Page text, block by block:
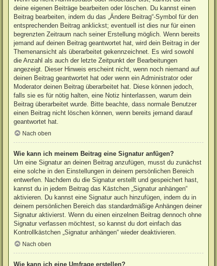
deine eigenen Beiträge bearbeiten oder löschen. Du kannst einen
Beitrag bearbeiten, indem du das „Ändere Beitrag“-Symbol für den
entsprechenden Beitrag anklickst; eventuell ist dies nur für einen
begrenzten Zeitraum nach seiner Erstellung möglich. Wenn bereits
jemand auf deinen Beitrag geantwortet hat, wird dein Beitrag in der
Themenansicht als überarbeitet gekennzeichnet. Es wird sowohl
die Anzahl als auch der letzte Zeitpunkt der Bearbeitungen
angezeigt. Dieser Hinweis erscheint nicht, wenn noch niemand auf
deinen Beitrag geantwortet hat oder wenn ein Administrator oder
Moderator deinen Beitrag überarbeitet hat. Diese können jedoch,
falls sie es für nötig halten, eine Notiz hinterlassen, warum dein
Beitrag überarbeitet wurde. Bitte beachte, dass normale Benutzer
einen Beitrag nicht löschen können, wenn bereits jemand darauf
geantwortet hat.
Nach oben
Wie kann ich meinem Beitrag eine Signatur anfügen?
Um eine Signatur an deinen Beitrag anzufügen, musst du zunächst
eine solche in den Einstellungen in deinem persönlichen Bereich
entwerfen. Nachdem du die Signatur erstellt und gespeichert hast,
kannst du in jedem Beitrag das Kästchen „Signatur anhängen“
aktivieren. Du kannst eine Signatur auch hinzufügen, indem du in
deinem persönlichen Bereich das standardmäßige Anhängen deiner
Signatur aktivierst. Wenn du einen einzelnen Beitrag dennoch ohne
Signatur verfassen möchtest, so kannst du dort einfach das
Kontrollkästchen „Signatur anhängen“ wieder deaktivieren.
Nach oben
Wie kann ich eine Umfrage erstellen?